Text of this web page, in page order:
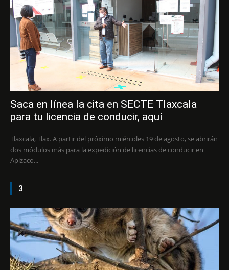
Saca en línea la cita en SECTE Tlaxcala
para tu licencia de conducir, aquí
Tlaxcala, Tlax. A partir del próximo miércoles 19 de agosto, se abrirán
dos módulos más para la expedición de licencias de conducir en
Apizaco...
3